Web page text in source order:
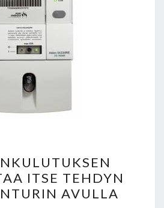
SEURANTAA
ITSE
TEHDYN
ITSE TEHDYN
AVULLA